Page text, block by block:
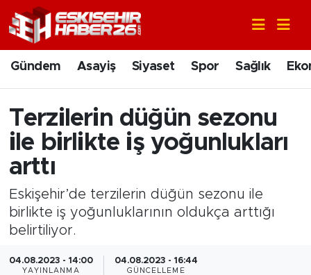
Gündem Asayiş Siyaset Spor Sağlık
Terzilerin düğün sezonu
ile birlikte iş yoğunlukları
arttı
Eskişehir’de terzilerin düğün sezonu ile
birlikte iş yoğunluklarının oldukça arttığı
belirtiliyor.
04.08.2023 - 14:00
YAYINLANMA
04.08.2023 - 16:44
GÜNCELLEME
Gündem
Asayiş
Siyaset
Spor
Sağlık
Ekonomi
Eğitim
Nöbetçi Eczaneler
Hava Durumu
Trafik Durumu
Süper Lig Puan Durumu ve Fikstür
Tüm Manşetler
Son Dakika Haberleri
Haber Arşivi